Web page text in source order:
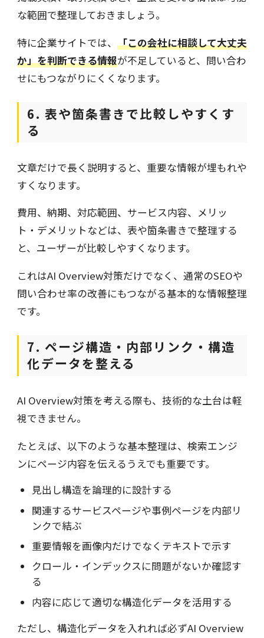
な範囲で整理しておきましょう。
特に企業サイトでは、 「この会社に相談して大丈夫
か」を判断できる情報が不足していると、問い合わ
せにもつながりにくくなります。
6. 表や箇条書きで比較しやすくす
る
文章だけで長く説明すると、重要な情報が埋もれや
すくなります。
費用、納期、対応範囲、サービス内容、メリッ
ト・デメリットなどは、表や箇条書きで整理する
と、ユーザーが比較しやすくなります。
これはAI Overview対策だけでなく、通常のSEOや
問い合わせ率の改善にもつながる基本的な情報整理
です。
7. ページ構造・内部リンク・構造
化データを整える
AI Overview対策を考える際も、技術的な土台は軽
視できません。
たとえば、以下のような基本整理は、検索エンジ
ンにページ内容を伝えるうえでも重要です。
見出し構造を論理的に設計する
関連するサービスページや事例ページを内部リ
ンクで結ぶ
重要情報を画像内だけでなくテキストで示す
クロール・インデックスに問題がないか確認す
る
内容に応じて適切な構造化データを活用する
ただし、構造化データを入れれば必ずAI Overview